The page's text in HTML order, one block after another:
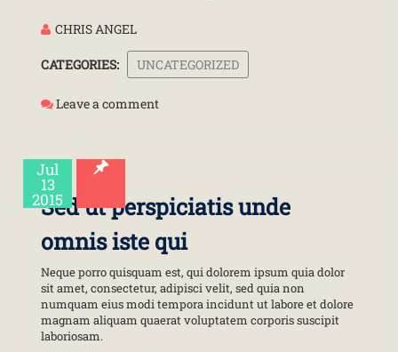
CHRIS ANGEL
CATEGORIES: UNCATEGORIZED
Leave a comment
Jul
13
2015
Sed ut perspiciatis unde
omnis iste qui
Neque porro quisquam est, qui dolorem ipsum quia dolor
sit amet, consectetur, adipisci velit, sed quia non
numquam eius modi tempora incidunt ut labore et dolore
magnam aliquam quaerat voluptatem corporis suscipit
laboriosam.